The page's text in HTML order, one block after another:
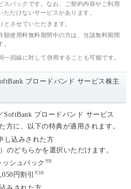
スパックです。なお、ご契約内容やご利用
だけないサービスがあります。
とさせていただきます。
額使用料無料期間中の方は、当該無料期間
一回線に対して併用することも可能です。
ブロードバンド サービス株主
SoftBank ブロードバンド サービス
方に、以下の特典が適用されます。
し込みされた方
のどちらかを選択いただけます。
ッシュバック ※9
円割引 ※10